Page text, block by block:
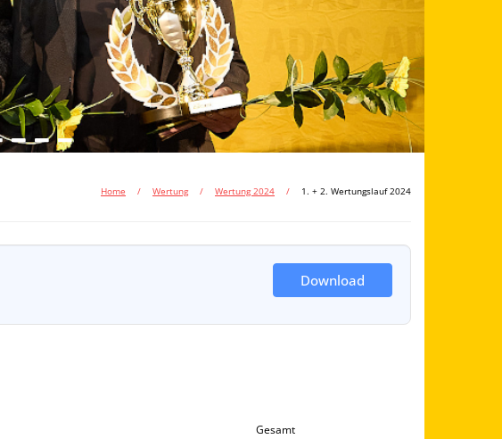
Home / Wertung / Wertung 2024 / 1. + 2. Wertungslauf 2024
Download
Gesamt